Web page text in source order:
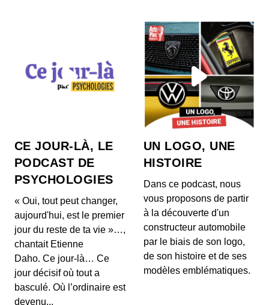
CE JOUR-LÀ, LE
PODCAST DE
PSYCHOLOGIES
« Oui, tout peut changer,
aujourd'hui, est le premier
jour du reste de ta vie »…,
chantait Etienne
Daho. Ce jour-là… Ce
jour décisif où tout a
basculé. Où l’ordinaire est
devenu...
UN LOGO, UNE
HISTOIRE
Dans ce podcast, nous
vous proposons de partir
à la découverte d'un
constructeur automobile
par le biais de son logo,
de son histoire et de ses
modèles emblématiques.